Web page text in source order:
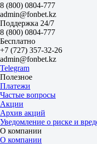
Б
М
2.5
2.10
1.70
Коринтианс СП
-
Крузейро
17 августа в 01:30
2.25
3.25
3.15
1X
12
X2
1.33
8 (800) 0804-777
admin@fonbet.kz
Поддержка 24/7
8 (800) 0804-777
Бесплатно
+7 (727) 357-32-26
admin@fonbet.kz
Telegram
Полезное
Платежи
Частые вопросы
Акции
Архив акций
Уведомление о риске и
О компании
О компании